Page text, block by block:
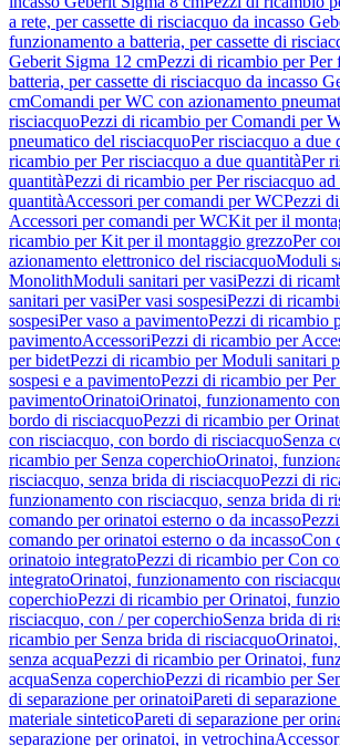
a rete, per cassette di risciacquo da incasso
funzionamento a batteria, per cassette di
Geberit Sigma 12 cmPezzi di ricambio per Per
batteria, per cassette di risciacquo da incasso
cmComandi per WC con azionamento
risciacquoPezzi di ricambio per Comandi per
pneumatico del risciacquoPer risciacquo a due
ricambio per Per risciacquo a due quantitàPer
quantitàPezzi di ricambio per Per risciacquo ad
quantitàAccessori per comandi per WCPezzi
Accessori per comandi per WCKit per il
ricambio per Kit per il montaggio grezzoPer
azionamento elettronico del risciacquoModuli
MonolithModuli sanitari per vasiPezzi di
sanitari per vasiPer vasi sospesiPezzi di
sospesiPer vaso a pavimentoPezzi di ricambio
pavimentoAccessoriPezzi di ricambio per
per bidetPezzi di ricambio per Moduli sanitari
sospesi e a pavimentoPezzi di ricambio per Per
pavimentoOrinatoiOrinatoi, funzionamento
bordo di risciacquoPezzi di ricambio per
con risciacquo, con bordo di risciacquoSenza
ricambio per Senza coperchioOrinatoi,
risciacquo, senza brida di risciacquoPezzi di
funzionamento con risciacquo, senza brida di
comando per orinatoi esterno o da incasso
comando per orinatoi esterno o da incassoCon
orinatoio integratoPezzi di ricambio per Con
integratoOrinatoi, funzionamento con
coperchioPezzi di ricambio per Orinatoi,
risciacquo, con / per coperchioSenza brida di
ricambio per Senza brida di risciacquo
senza acquaPezzi di ricambio per Orinatoi,
acquaSenza coperchioPezzi di ricambio per
di separazione per orinatoiPareti di
materiale sinteticoPareti di separazione per
separazione per orinatoi, in vetrochina